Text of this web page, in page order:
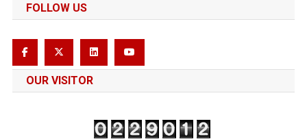
FOLLOW US
OUR VISITOR